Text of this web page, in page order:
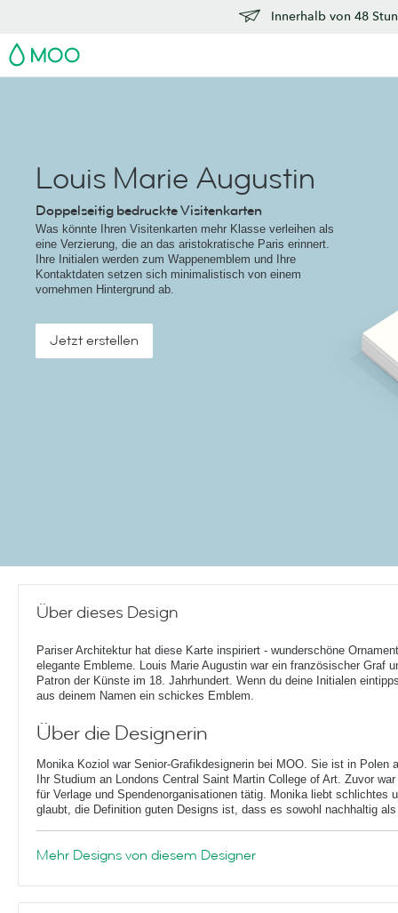
Innerhalb von 48
MOO
Louis Marie Augustin
Doppelseitig bedruckte Visitenkarten
Was könnte Ihren Visitenkarten mehr Klasse verleihen als
eine Verzierung, die an das aristokratische Paris erinnert.
Ihre Initialen werden zum Wappenemblem und Ihre
Kontaktdaten setzen sich minimalistisch von einem
vornehmen Hintergrund ab.
Jetzt erstellen
Über dieses Design
Pariser Architektur hat diese Karte inspiriert - wunderschöne
elegante Embleme. Louis Marie Augustin war ein französischer Graf
Patron der Künste im 18. Jahrhundert. Wenn du deine Initialen
aus deinem Namen ein schickes Emblem.
Über die Designerin
Monika Koziol war Senior-Grafikdesignerin bei MOO. Sie ist in Polen
Ihr Studium an Londons Central Saint Martin College of Art. Zuvor
für Verlage und Spendenorganisationen tätig. Monika liebt schlichtes
glaubt, die Definition guten Designs ist, dass es sowohl nachhaltig
Mehr Designs von diesem Designer